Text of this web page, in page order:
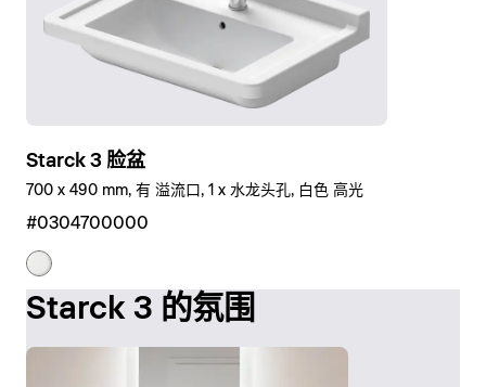
Starck 3 脸盆
700 x 490 mm, 有 溢流口, 1 x 水龙头孔, 白色 高光
#0304700000
Starck 3 的氛围